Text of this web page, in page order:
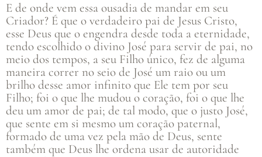
E de onde vem essa ousadia de mandar em seu
Criador? É que o verdadeiro pai de Jesus Cristo,
esse Deus que o engendra desde toda a eternidade,
tendo escolhido o divino José para servir de pai, no
meio dos tempos, a seu Filho único, fez de alguma
maneira correr no seio de José um raio ou um
brilho desse amor infinito que Ele tem por seu
Filho; foi o que lhe mudou o coração, foi o que lhe
deu um amor de pai; de tal modo, que o justo José,
que sente em si mesmo um coração paternal,
formado de uma vez pela mão de Deus, sente
também que Deus lhe ordena usar de autoridade